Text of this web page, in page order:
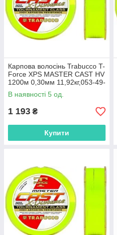
Карпова волосінь Trabucco T-
Force XPS MASTER CAST HV
1200м 0,30мм 11,92кг,053-49-
930
В наявності 5 од.
1 193 ₴
Купити